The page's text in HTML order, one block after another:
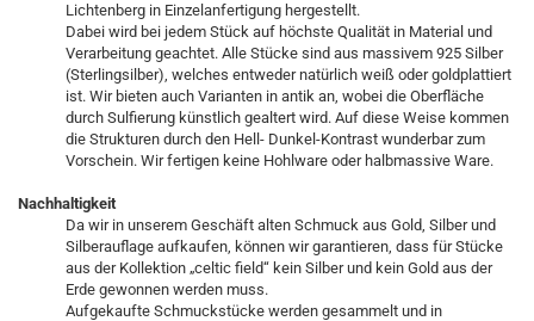
Lichtenberg in Einzelanfertigung hergestellt.
Dabei wird bei jedem Stück auf höchste Qualität in Material und
Verarbeitung geachtet. Alle Stücke sind aus massivem 925 Silber
(Sterlingsilber), welches entweder natürlich weiß oder goldplattiert
ist. Wir bieten auch Varianten in antik an, wobei die Oberfläche
durch Sulfierung künstlich gealtert wird. Auf diese Weise kommen
die Strukturen durch den Hell- Dunkel-Kontrast wunderbar zum
Vorschein. Wir fertigen keine Hohlware oder halbmassive Ware.
Nachhaltigkeit
Da wir in unserem Geschäft alten Schmuck aus Gold, Silber und
Silberauflage aufkaufen, können wir garantieren, dass für Stücke
aus der Kollektion „celtic field“ kein Silber und kein Gold aus der
Erde gewonnen werden muss.
Aufgekaufte Schmuckstücke werden gesammelt und in